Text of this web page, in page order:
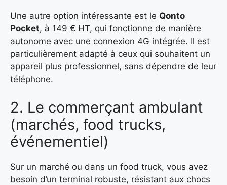
Une autre option intéressante est le Qonto
Pocket, à 149 € HT, qui fonctionne de manière
autonome avec une connexion 4G intégrée. Il est
particulièrement adapté à ceux qui souhaitent un
appareil plus professionnel, sans dépendre de leur
téléphone.
2. Le commerçant ambulant
(marchés, food trucks,
événementiel)
Sur un marché ou dans un food truck, vous avez
besoin d’un terminal robuste, résistant aux chocs